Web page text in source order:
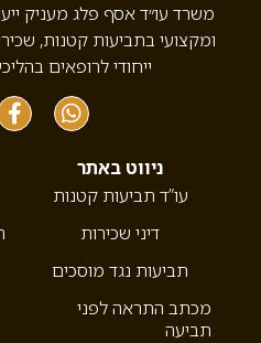
משרד עו״ד אסף פלג מעניק
ומקצועי בתביעות קטנות,
ייחודי לרופאים
ניווט באתר
עו”ד תביעות קטנות
דיני שכירות
תביעות נגד מוסכים
מכתב התראה לפני
תביעה